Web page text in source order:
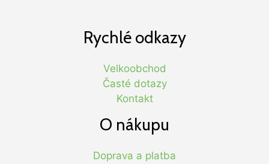
Rychlé odkazy
Velkoobchod
Časté dotazy
Kontakt
O nákupu
Doprava a platba